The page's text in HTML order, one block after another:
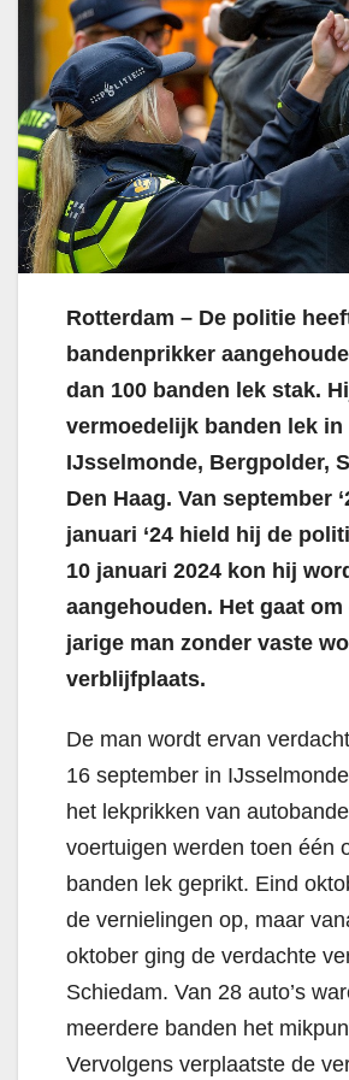
Rotterdam – De politie
bandenprikker
dan 100 banden lek stak.
vermoedelijk banden lek in
IJsselmonde, Bergpolder,
Den Haag. Van september
januari ‘24 hield hij de
10 januari 2024 kon hij
aangehouden. Het gaat om
jarige man zonder vaste
verblijfplaats.
De man wordt ervan
16 september in
het lekprikken van
voertuigen werden toen één
banden lek geprikt. Eind
de vernielingen op, maar
oktober ging de verdachte
Schiedam. Van 28 auto’s
meerdere banden het
Vervolgens verplaatste de